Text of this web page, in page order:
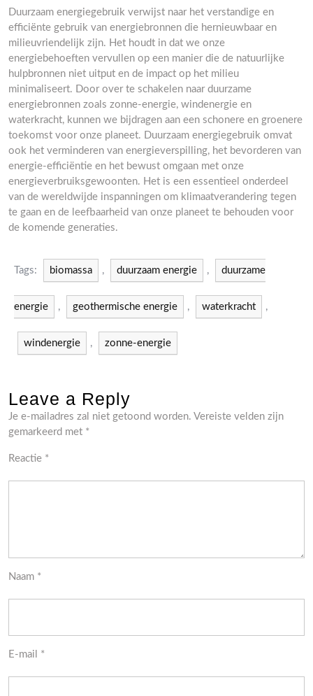
Duurzaam energiegebruik verwijst naar het verstandige en
efficiënte gebruik van energiebronnen die hernieuwbaar en
milieuvriendelijk zijn. Het houdt in dat we onze
energiebehoeften vervullen op een manier die de natuurlijke
hulpbronnen niet uitput en de impact op het milieu
minimaliseert. Door over te schakelen naar duurzame
energiebronnen zoals zonne-energie, windenergie en
waterkracht, kunnen we bijdragen aan een schonere en groenere
toekomst voor onze planeet. Duurzaam energiegebruik omvat
ook het verminderen van energieverspilling, het bevorderen van
energie-efficiëntie en het bewust omgaan met onze
energieverbruiksgewoonten. Het is een essentieel onderdeel
van de wereldwijde inspanningen om klimaatverandering tegen
te gaan en de leefbaarheid van onze planeet te behouden voor
de komende generaties.
Tags: biomassa , duurzaam energie , duurzame
energie , geothermische energie , waterkracht ,
windenergie , zonne-energie
Leave a Reply
Je e-mailadres zal niet getoond worden. Vereiste velden zijn
gemarkeerd met *
Reactie *
Naam *
E-mail *